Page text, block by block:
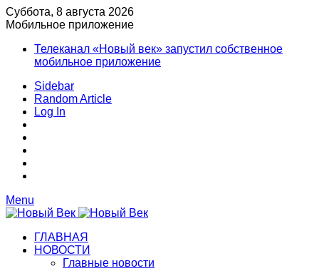
Суббота, 8 августа 2026
Мобильное приложение
Телеканал «Новый век» запустил собственное
мобильное приложение
Sidebar
Random Article
Log In
Menu
ГЛАВНАЯ
НОВОСТИ
Главные новости